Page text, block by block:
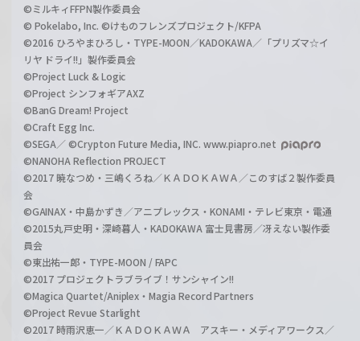
©ミルキィFFPN製作委員会
© Pokelabo, Inc. ©けものフレンズプロジェクト/KFPA
©2016 ひろやまひろし・TYPE-MOON／KADOKAWA／「プリズマ☆イ
リヤ ドライ!!」製作委員会
©Project Luck & Logic
©Project シンフォギアAXZ
©BanG Dream! Project
©Craft Egg Inc.
©SEGA／ ©Crypton Future Media, INC. www.piapro.net
©NANOHA Reflection PROJECT
©2017 暁なつめ・三嶋くろね／ＫＡＤＯＫＡＷＡ／このすば２製作委員
会
©GAINAX・中島かずき／アニプレックス・KONAMI・テレビ東京・電通
©2015丸戸史明・深崎暮人・KADOKAWA 富士見書房／冴えない製作委
員会
©東出祐一郎・TYPE-MOON / FAPC
©2017 プロジェクトラブライブ！サンシャイン!!
©Magica Quartet/Aniplex・Magia Record Partners
©Project Revue Starlight
©2017 時雨沢恵一／ＫＡＤＯＫＡＷＡ アスキー・メディアワークス／